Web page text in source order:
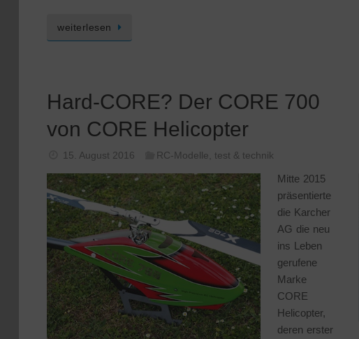
weiterlesen
Hard-CORE? Der CORE 700
von CORE Helicopter
15. August 2016 RC-Modelle test & technik
Mitte 2015
präsentierte
die Karcher
AG die neu
ins Leben
gerufene
Marke
CORE
Helicopter,
deren erster